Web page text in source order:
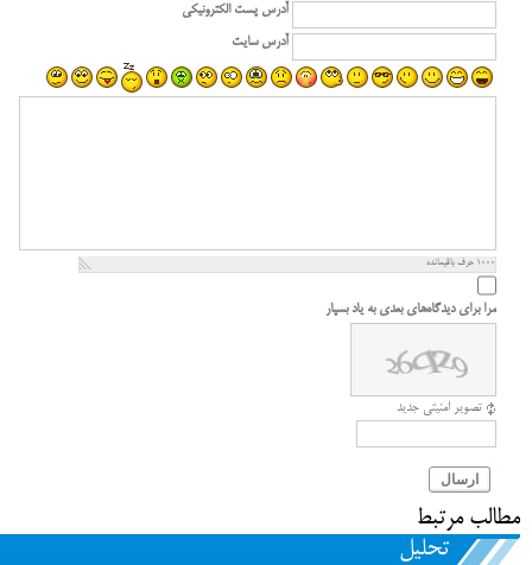
آدرس پست الکترونیکی
آدرس سایت
1000 حرف باقیمانده
مرا برای دیدگاه‌های بعدی به یاد بسپار
تصویر امنیتی جدید
ارسال
مطالب مرتبط
تحلیل